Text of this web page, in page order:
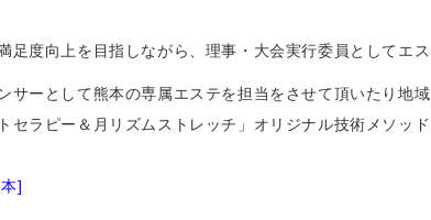
度向上を目指しながら、理事・大会実行委員としてエス
サーとして熊本の専属エステを担当をさせて頂いたり地域
ラピー＆月リズムストレッチ」オリジナル技術メソッド
]